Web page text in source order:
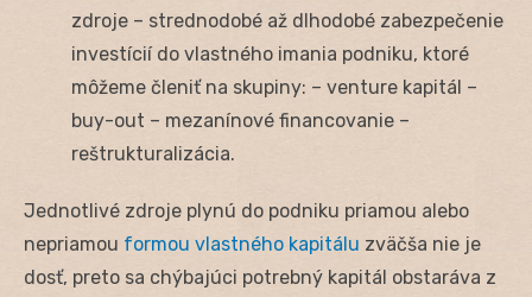
zdroje – strednodobé až dlhodobé zabezpečenie
investícií do vlastného imania podniku, ktoré
môžeme členiť na skupiny: – venture kapitál –
buy-out – mezanínové financovanie –
reštrukturalizácia.
Jednotlivé zdroje plynú do podniku priamou alebo
nepriamou formou vlastného kapitálu zväčša nie je
dosť, preto sa chýbajúci potrebný kapitál obstaráva z